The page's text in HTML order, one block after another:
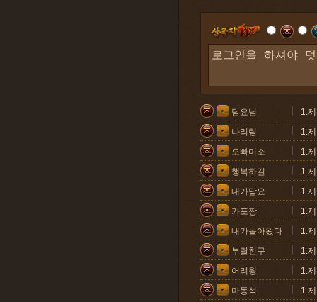
담요님
1.
나리링
1.
오빠미소
1.
행복하길
1.
내가담요
1.
카포짱
1.
내가돌아왔다
1.
부랄친구
1.
어려웡
1.
마동석
1.